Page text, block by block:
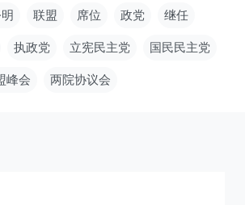
联盟 席位 政党 继任
执政党 立宪民主党 国民民主党
峰会 两院协议会